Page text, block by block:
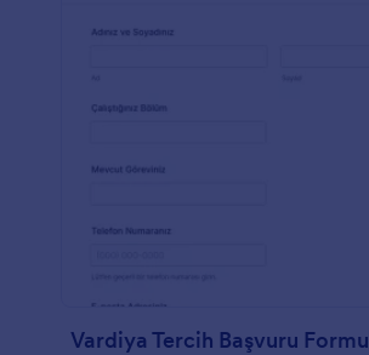
Vardiya Tercih Başvuru Formu